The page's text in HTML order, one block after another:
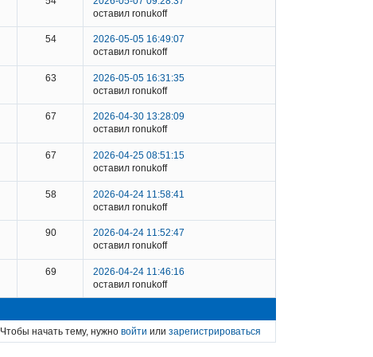
оставил ronukoff
54
2026-05-05 16:49:07
оставил ronukoff
63
2026-05-05 16:31:35
оставил ronukoff
67
2026-04-30 13:28:09
оставил ronukoff
67
2026-04-25 08:51:15
оставил ronukoff
58
2026-04-24 11:58:41
оставил ronukoff
90
2026-04-24 11:52:47
оставил ronukoff
69
2026-04-24 11:46:16
оставил ronukoff
Чтобы начать тему, нужно войти или зарегистрироваться